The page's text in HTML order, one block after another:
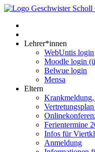
Lehrer*innen
WebUntis login
Moodle login
Belwue login
Mensa
Eltern
Ferientermine
Infos für
Anmeldung